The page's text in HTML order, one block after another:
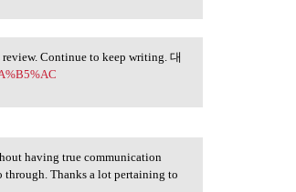
Continue to keep writing. 대
having true communication
Thanks a lot pertaining to